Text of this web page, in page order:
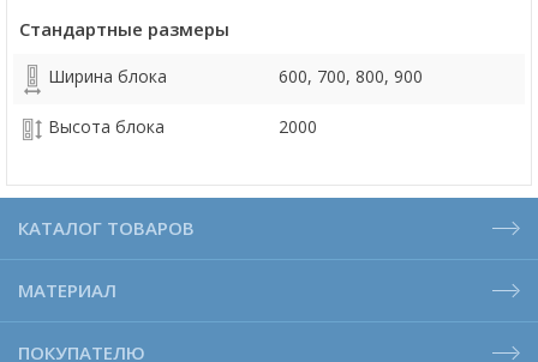
Стандартные размеры
Ширина блока 600, 700, 800, 900
Высота блока 2000
КАТАЛОГ ТОВАРОВ
МАТЕРИАЛ
ПОКУПАТЕЛЮ